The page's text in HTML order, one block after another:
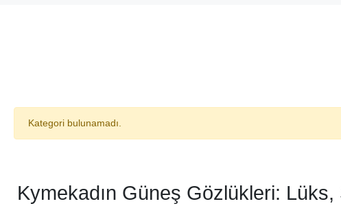
Kategori bulunamadı.
Kymekadın Güneş Gözlükleri: